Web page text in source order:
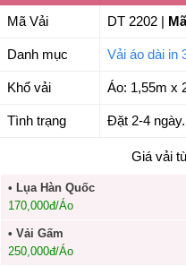
Mã Vải DT 2202
Danh mục Vải áo dài in
Khổ vải Áo: 1,55m x
Tình trạng Đặt 2-4
Giá vải
• Lụa Hàn Quốc
170,000đ/Áo
• Vải Gấm
250,000đ/Áo